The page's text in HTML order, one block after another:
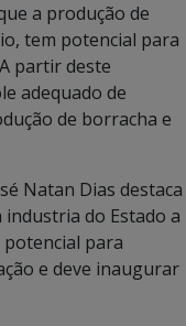
a produção de
tem potencial para
partir deste
adequado de
de borracha e
Natan Dias destaca
do Estado a
para
e deve inaugurar